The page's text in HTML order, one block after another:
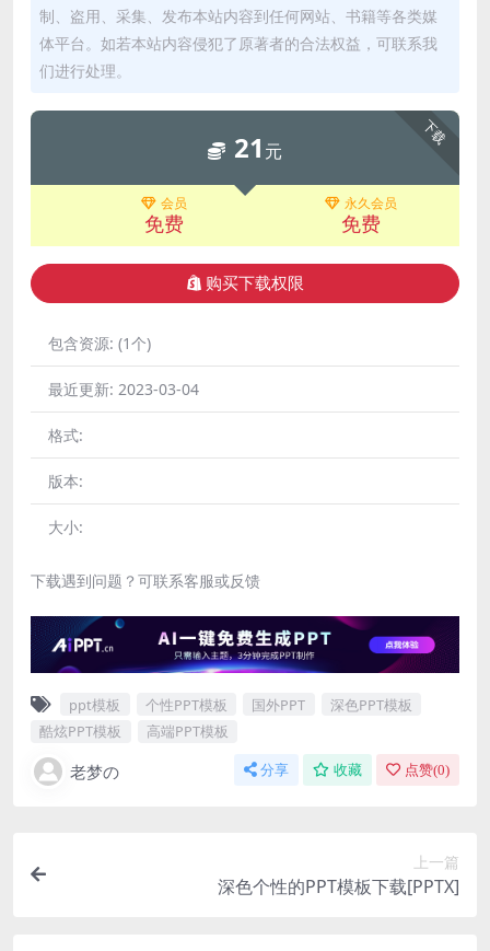
制、盗用、采集、发布本站内容到任何网站、书籍等各类媒
体平台。如若本站内容侵犯了原著者的合法权益，可联系我
们进行处理。
下载
21 元
会员
免费
永久会员
免费
购买下载权限
包含资源: (1个)
最近更新: 2023-03-04
格式:
版本:
大小:
下载遇到问题？可联系客服或反馈
ppt模板 个性PPT模板 国外PPT
深色PPT模板
酷炫PPT模板
高端PPT模板
老梦の 分享 收藏 点赞(0)
上一篇
深色个性的PPT模板下载[PPTX]